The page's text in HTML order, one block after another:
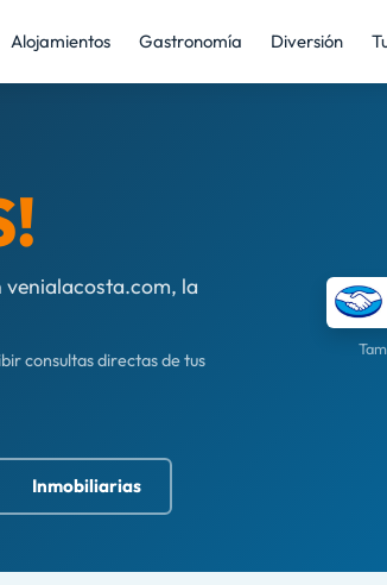
Alojamientos Gastronomía Diversión
la
consultas directas de tus
Inmobiliarias